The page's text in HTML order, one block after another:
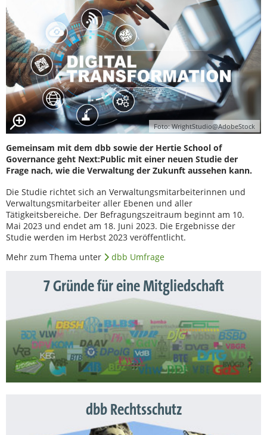
Foto: WrightStudio@AdobeStock
Gemeinsam mit dem dbb sowie der Hertie School of
Governance geht Next:Public mit einer neuen Studie der
Frage nach, wie die Verwaltung der Zukunft aussehen kann.
Die Studie richtet sich an Verwaltungsmitarbeiterinnen und
Verwaltungsmitarbeiter aller Ebenen und aller
Tätigkeitsbereiche. Der Befragungszeitraum beginnt am 10.
Mai 2023 und endet am 18. Juni 2023. Die Ergebnisse der
Studie werden im Herbst 2023 veröffentlicht.
Mehr zum Thema unter
dbb Umfrage
7 Gründe für eine Mitgliedschaft
dbb Rechtsschutz